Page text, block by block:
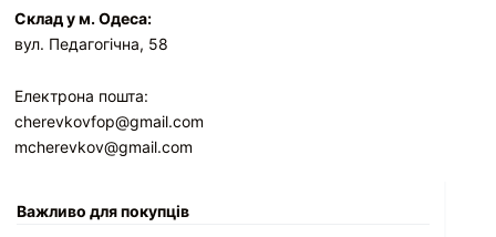
Склад у м. Одеса:
вул. Педагогічна, 58
Електрона пошта:
cherevkovfop@gmail.com
mcherevkov@gmail.com
Важливо для покупців